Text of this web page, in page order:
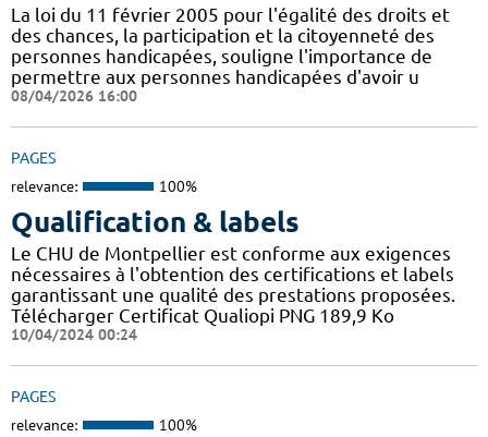
La loi du 11 février 2005 pour l'égalité des droits et
des chances, la participation et la citoyenneté des
personnes handicapées, souligne l'importance de
permettre aux personnes handicapées d'avoir u
08/04/2026 16:00
PAGES
relevance: 100%
Qualification & labels
Le CHU de Montpellier est conforme aux exigences
nécessaires à l'obtention des certifications et labels
garantissant une qualité des prestations proposées.
Télécharger Certificat Qualiopi PNG 189,9 Ko
10/04/2024 00:24
PAGES
relevance: 100%